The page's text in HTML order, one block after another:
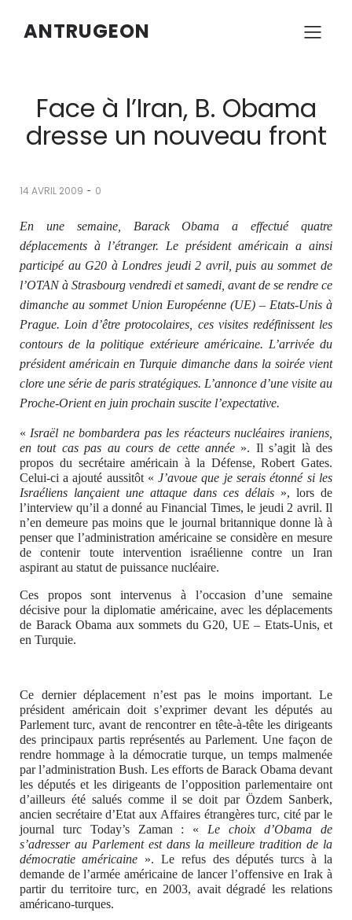
ANTRUGEON
Face à l’Iran, B. Obama
dresse un nouveau front
14 AVRIL 2009 - 0
En une semaine, Barack Obama a effectué quatre
déplacements à l’étranger. Le président américain a ainsi
participé au G20 à Londres jeudi 2 avril, puis au sommet de
l’OTAN à Strasbourg vendredi et samedi, avant de se rendre ce
dimanche au sommet Union Européenne (UE) – Etats-Unis à
Prague. Loin d’être protocolaires, ces visites redéfinissent les
contours de la politique extérieure américaine. L’arrivée du
président américain en Turquie dimanche dans la soirée vient
clore une série de paris stratégiques. L’annonce d’une visite au
Proche-Orient en juin prochain suscite l’expectative.
« Israël ne bombardera pas les réacteurs nucléaires iraniens,
en tout cas pas au cours de cette année ». Il s’agit là des
propos du secrétaire américain à la Défense, Robert Gates.
Celui-ci a ajouté aussitôt « J’avoue que je serais étonné si les
Israéliens lançaient une attaque dans ces délais », lors de
l’interview qu’il a donné au Financial Times, le jeudi 2 avril. Il
n’en demeure pas moins que le journal britannique donne là à
penser que l’administration américaine se considère en mesure
de contenir toute intervention israélienne contre un Iran
aspirant au statut de puissance nucléaire.
Ces propos sont intervenus à l’occasion d’une semaine
décisive pour la diplomatie américaine, avec les déplacements
de Barack Obama aux sommets du G20, UE – Etats-Unis, et
en Turquie.
Ce dernier déplacement n’est pas le moins important. Le
président américain doit s’exprimer devant les députés au
Parlement turc, avant de rencontrer en tête-à-tête les dirigeants
des principaux partis représentés au Parlement. Une façon de
rendre hommage à la démocratie turque, un temps malmenée
par l’administration Bush. Les efforts de Barack Obama devant
les députés et les dirigeants de l’opposition parlementaire ont
d’ailleurs été salués comme il se doit par Özdem Sanberk,
ancien secrétaire d’Etat aux Affaires étrangères turc, cité par le
journal turc Today’s Zaman : « Le choix d’Obama de
s’adresser au Parlement est dans la meilleure tradition de la
démocratie américaine ». Le refus des députés turcs à la
demande de l’armée américaine de lancer l’offensive en Irak à
partir du territoire turc, en 2003, avait dégradé les relations
américano-turques.